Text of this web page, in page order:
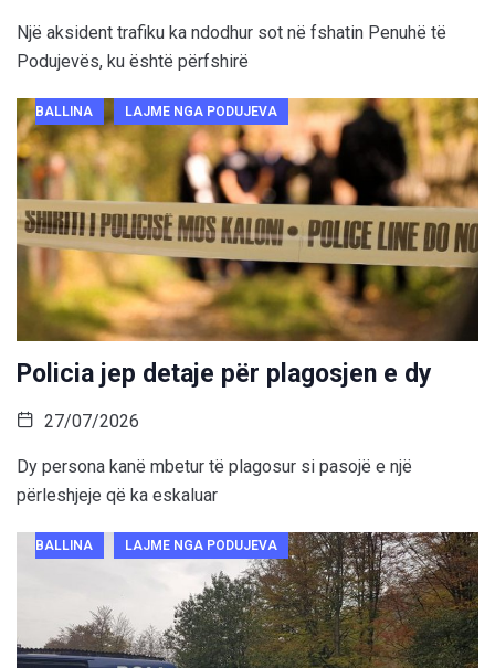
Një aksident trafiku ka ndodhur sot në fshatin Penuhë të
Podujevës, ku është përfshirë
BALLINA LAJME NGA PODUJEVA
Policia jep detaje për plagosjen e dy
27/07/2026
Dy persona kanë mbetur të plagosur si pasojë e një
përleshjeje që ka eskaluar
BALLINA LAJME NGA PODUJEVA